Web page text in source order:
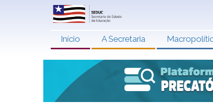
Início A Secretaria